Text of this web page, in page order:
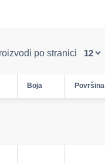
po stranici
Boja Površina